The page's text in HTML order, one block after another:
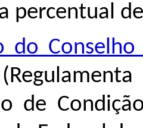
percentual
do
de